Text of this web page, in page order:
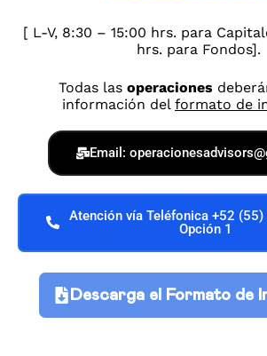
[ L-V, 8:30 – 15:00 hrs. para
hrs. para Fondos].
Todas las operaciones
información del formato de
Email:
Atención vía Teléfonica +52
Opción 1
Descarga el Formato de